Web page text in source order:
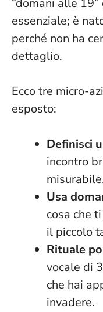
essenziale; è
perché non ha
dettaglio.
Ecco tre micro-
esposto:
Definisci
incontro
Usa
cosa che
il piccolo
Rituale
vocale di
che hai
invadere.